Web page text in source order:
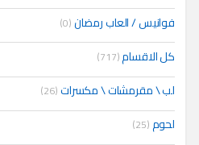
فوانيس / العاب رمضان(0)
كل الاقسام(717)
لب \ مقرمشات \ مكسرات(26)
لحوم(25)